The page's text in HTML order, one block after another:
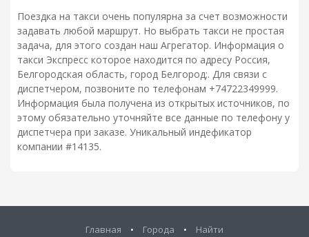
Поездка на такси очень популярна за счет возможности
задавать любой маршрут. Но выбрать такси не простая
задача, для этого создан наш Агрегатор. Информация о
такси Экспресс которое находится по адресу Россия,
Белгородская область, город Белгород;. Для связи с
диспетчером, позвоните по телефонам +74722349999.
Информация была получена из открытых источников, по
этому обязательно уточняйте все данные по телефону у
диспетчера при заказе. Уникальный индефикатор
компании #14135.
Главная • Города • Найти